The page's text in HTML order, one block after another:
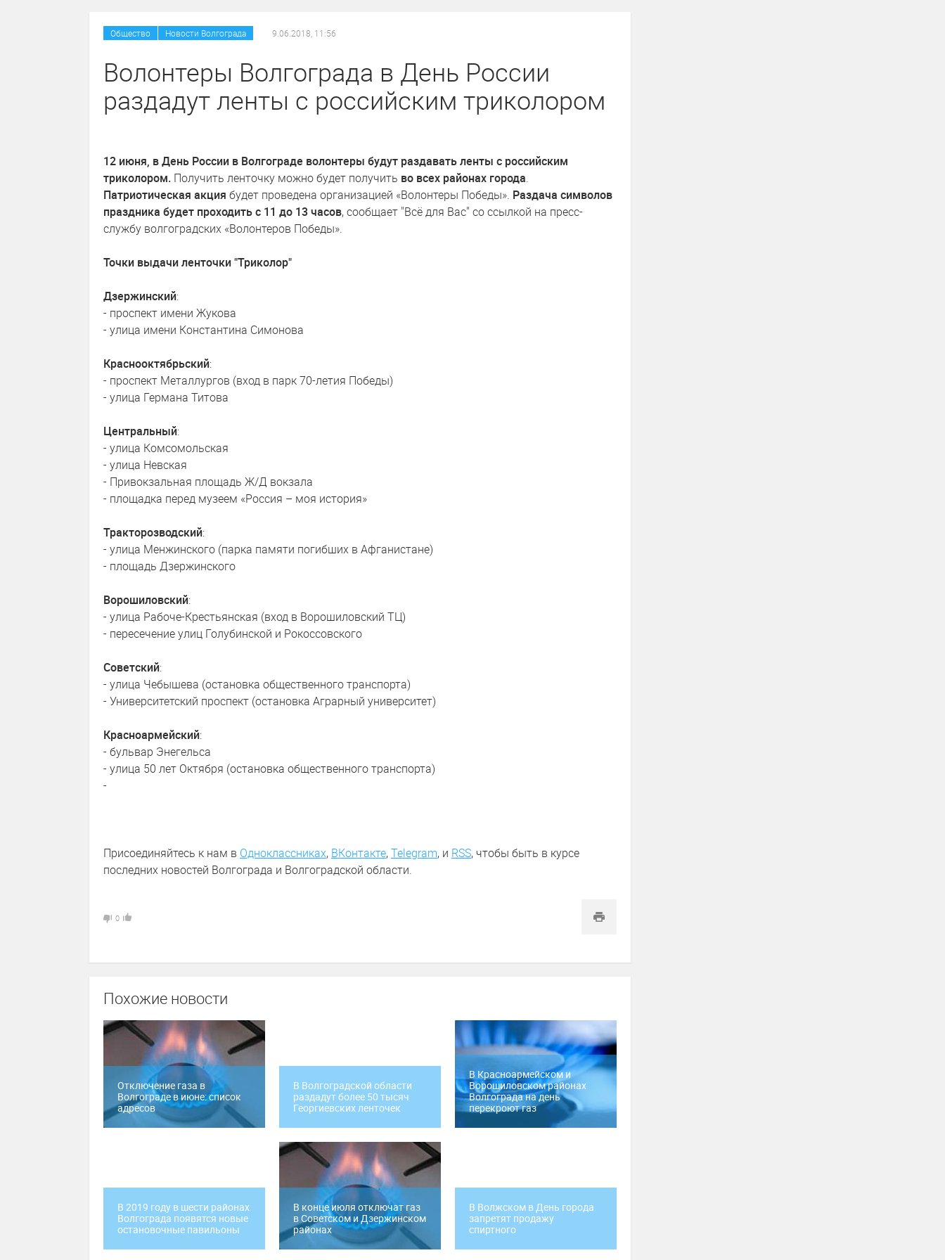
Общество Новости Волгограда 9.06.2018, 11:56
Волонтеры Волгограда в День России
раздадут ленты с российским триколором
12 июня, в День России в Волгограде волонтеры будут раздавать ленты с российским
триколором. Получить ленточку можно будет получить во всех районах города.
Патриотическая акция будет проведена организацией «Волонтеры Победы». Раздача символов
праздника будет проходить с 11 до 13 часов, сообщает "Всё для Вас" со ссылкой на пресс-
службу волгоградских «Волонтеров Победы».
Точки выдачи ленточки "Триколор"
Дзержинский:
- проспект имени Жукова
- улица имени Константина Симонова
Краснооктябрьский:
- проспект Металлургов (вход в парк 70-летия Победы)
- улица Германа Титова
Центральный:
- улица Комсомольская
- улица Невская
- Привокзальная площадь Ж/Д вокзала
- площадка перед музеем «Россия – моя история»
Тракторозводский:
- улица Менжинского (парка памяти погибших в Афганистане)
- площадь Дзержинского
Ворошиловский:
- улица Рабоче-Крестьянская (вход в Ворошиловский ТЦ)
- пересечение улиц Голубинской и Рокоссовского
Советский:
- улица Чебышева (остановка общественного транспорта)
- Университетский проспект (остановка Аграрный университет)
Красноармейский:
- бульвар Энегельса
- улица 50 лет Октября (остановка общественного транспорта)
-
Присоединяйтесь к нам в Одноклассниках, ВКонтакте,Telegram, и RSS, чтобы быть в курсе
последних новостей Волгограда и Волгоградской области.
0
Похожие новости
Отключение газа в
Волгограде в июне: список
адресов
В Волгоградской области
раздадут более 50 тысяч
Георгиевских ленточек
В Красноармейском и
Ворошиловском районах
Волгограда на день
перекроют газ
В 2019 году в шести районах
Волгограда появятся новые
остановочные павильоны
В конце июля отключат газ
в Советском и Дзержинском
районах
В Волжском в День города
запретят продажу
спиртного